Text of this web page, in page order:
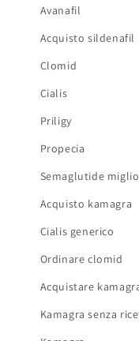
Avanafil
Acquisto sildenafil
Clomid
Cialis
Priligy
Propecia
Semaglutide
Acquisto kamagra
Cialis generico
Ordinare clomid
Acquistare
Kamagra senza